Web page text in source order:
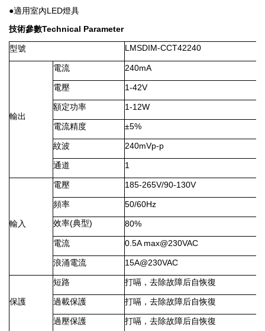
●適用室內LED燈具
技術參數Technical Parameter
型號 LMSDIM-CCT42240
輸出
電流 240mA
電壓 1-42V
額定功率 1-12W
電流精度 ±5%
紋波 240mVp-p
通道 1
輸入
電壓 185-265V/90-130V
頻率
50/60Hz
效率(典型) 80%
電流 0.5A max@230VAC
浪涌電流 15A@230VAC
保護
短路 打嗝，去除故障后自恢復
過載保護 打嗝，去除故障后自恢復
過壓保護 打嗝，去除故障后自恢復